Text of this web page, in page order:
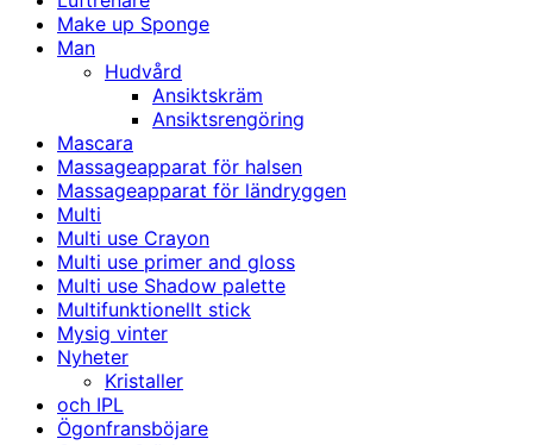
Make up Sponge
Man
Hudvård
Ansiktskräm
Ansiktsrengöring
Mascara
Massageapparat för halsen
Massageapparat för ländryggen
Multi
Multi use Crayon
Multi use primer and gloss
Multi use Shadow palette
Multifunktionellt stick
Mysig vinter
Nyheter
Kristaller
och IPL
Ögonfransböjare